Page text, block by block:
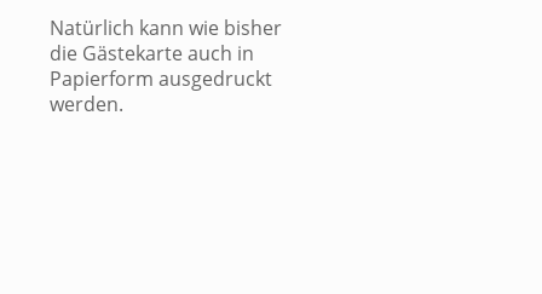
Natürlich kann wie bisher
die Gästekarte auch in
Papierform ausgedruckt
werden.